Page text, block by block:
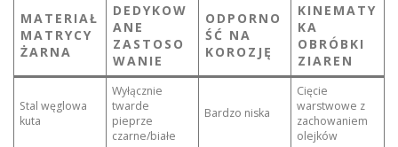
MATERIAŁ
MATRYCY
ŻARNA
DEDYKOW
ANE
ZASTOSO
WANIE
ODPORNO
ŚĆ NA
KOROZJĘ
KINEMATY
KA
OBRÓBKI
ZIAREN
Stal węglowa
kuta
Wyłącznie
twarde
pieprze
czarne/białe
Bardzo niska
Cięcie
warstwowe z
zachowaniem
olejków